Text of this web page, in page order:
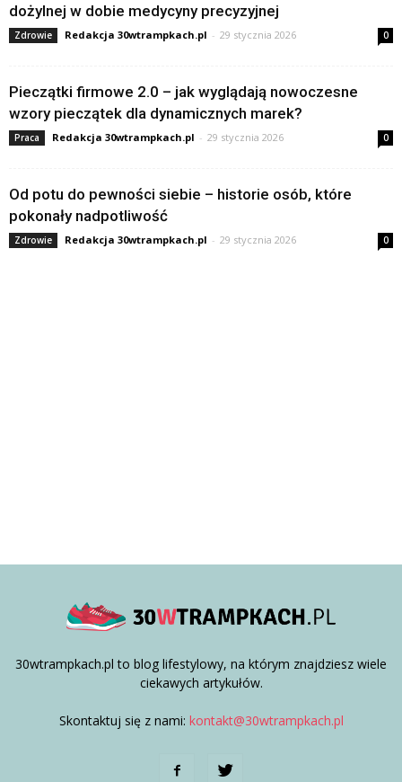
dożylnej w dobie medycyny precyzyjnej
Zdrowie Redakcja 30wtrampkach.pl - 29 stycznia 2026 0
Pieczątki firmowe 2.0 – jak wyglądają nowoczesne
wzory pieczątek dla dynamicznych marek?
Praca Redakcja 30wtrampkach.pl - 29 stycznia 2026 0
Od potu do pewności siebie – historie osób, które
pokonały nadpotliwość
Zdrowie Redakcja 30wtrampkach.pl - 29 stycznia 2026 0
30wtrampkach.pl to blog lifestylowy, na którym znajdziesz wiele
ciekawych artykułów.
Skontaktuj się z nami: kontakt@30wtrampkach.pl